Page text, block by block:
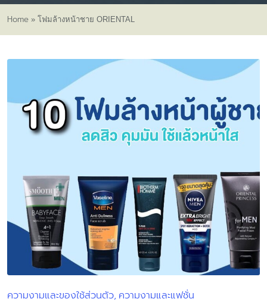
Home » โฟมล้างหน้าชาย ORIENTAL
Posted
ความงามและของใช้ส่วนตัว ความงามและแฟชั่น